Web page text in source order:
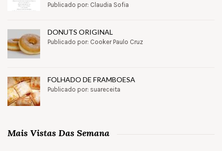
Publicado por: Claudia Sofia
DONUTS ORIGINAL
Publicado por: Cooker Paulo Cruz
FOLHADO DE FRAMBOESA
Publicado por: suareceita
Mais Vistas Das Semana